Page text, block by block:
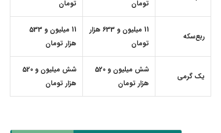
تومان تومان
ربع‌سکه
11 میلیون و 633 هزار
تومان
11 میلیون و 533
هزار تومان
یک گرمی
شش میلیون و 520
هزار تومان
شش میلیون و 520
هزار تومان